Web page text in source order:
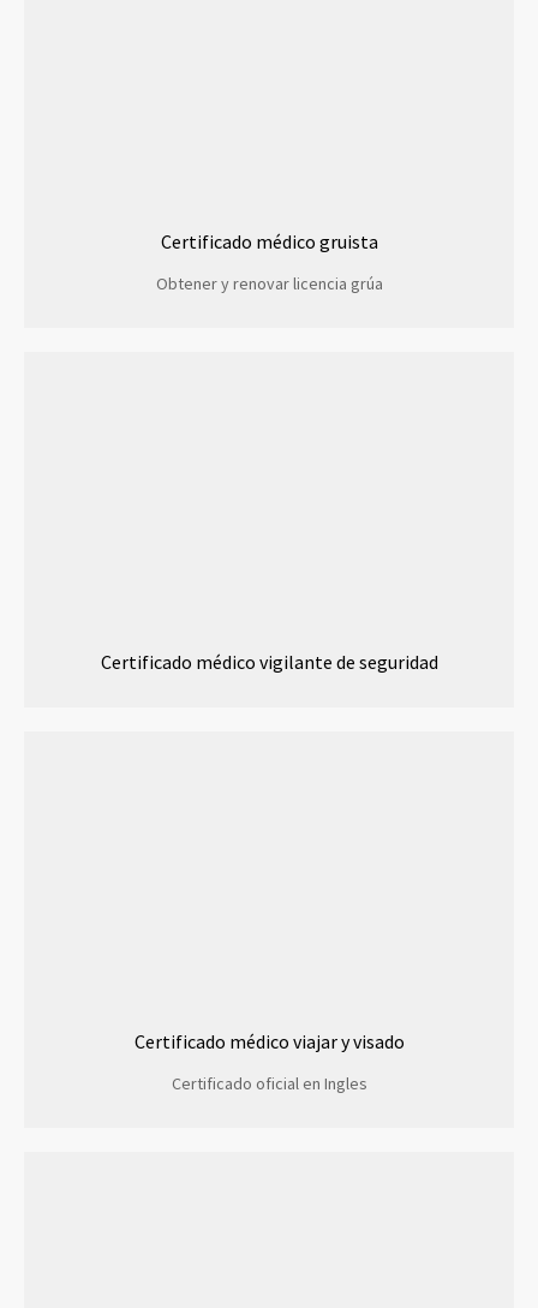
Certificado médico gruista
Obtener y renovar licencia grúa
Certificado médico vigilante de seguridad
Certificado médico viajar y visado
Certificado oficial en Ingles